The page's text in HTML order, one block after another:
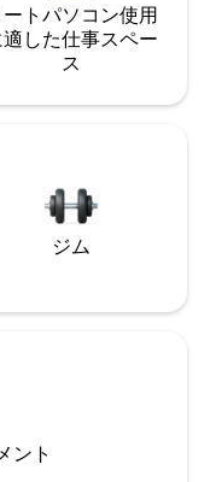
ートパソコン使用
適した仕事スペー
ス
ジム
ント